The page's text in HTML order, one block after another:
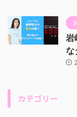
岩
な
カテゴリー